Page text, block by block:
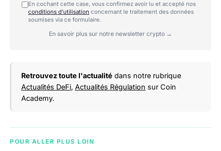
En cochant cette case, vous confirmez avoir lu et accepté nos
conditions d'utilisation concernant le traitement des données
soumises via ce formulaire.
En savoir plus sur notre newsletter crypto →
Retrouvez toute l'actualité dans notre rubrique
Actualités DeFi, Actualités Régulation sur Coin
Academy.
POUR ALLER PLUS LOIN